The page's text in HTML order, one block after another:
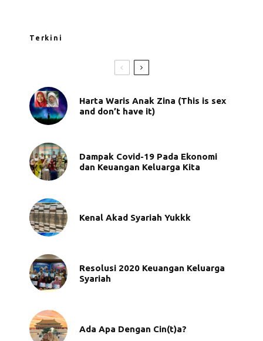
Terkini
Harta Waris Anak Zina (This is sex
and don’t have it)
Dampak Covid-19 Pada Ekonomi
dan Keuangan Keluarga Kita
Kenal Akad Syariah Yukkk
Resolusi 2020 Keuangan Keluarga
Syariah
Ada Apa Dengan Cin(t)a?